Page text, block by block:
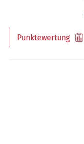
Punktewertung